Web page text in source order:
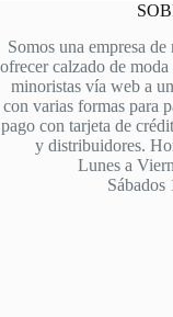
Somos una empresa
ofrecer calzado de
minoristas vía web a
con varias formas para
pago con tarjeta de
y distribuidores.
Lunes a
Sábados